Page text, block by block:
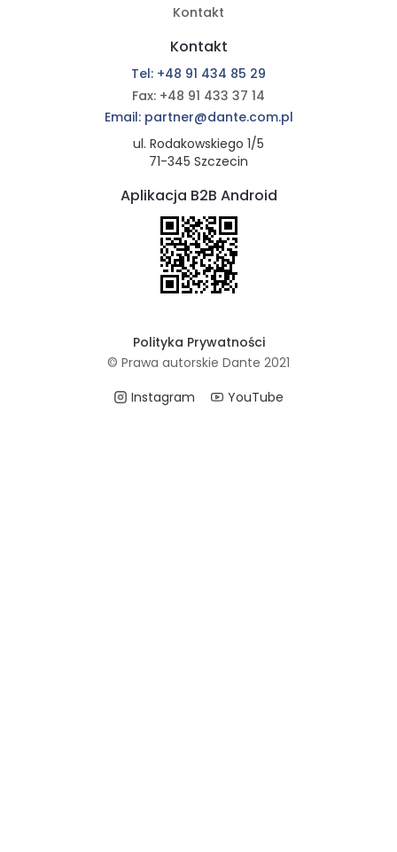
Kontakt
Kontakt
Tel: +48 91 434 85 29
Fax: +48 91 433 37 14
Email: partner@dante.com.pl
ul. Rodakowskiego 1/5
71-345 Szczecin
Aplikacja B2B Android
Polityka Prywatności
© Prawa autorskie Dante 2021
Instagram
YouTube